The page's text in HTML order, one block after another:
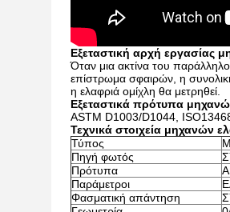
Εξεταστική αρχή εργασίας
Όταν μια ακτίνα του
επίστρωμα σφαιρών, η
η ελαφριά ομίχλη θα μετρηθεί.
Εξεταστικά πρότυπα
ASTM D1003/D1044,
Τεχνικά στοιχεία μηχανών
Τύπος
Πηγή φωτός
Πρότυπα
Παράμετροι
Φασματική απάντηση